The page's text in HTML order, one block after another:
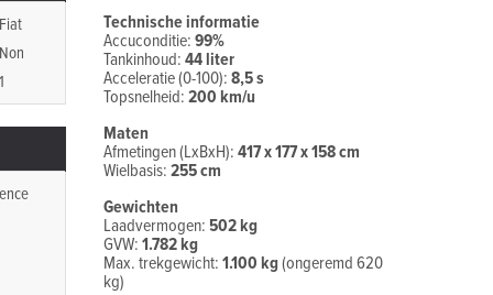
Fiat
Non
1
Technische informatie
Accuconditie:99%
Tankinhoud:44 liter
Acceleratie (0-100):8,5 s
Topsnelheid:200 km/u
Maten
Afmetingen (LxBxH):417 x 177 x 158 cm
Wielbasis:255 cm
Gewichten
Laadvermogen:502 kg
GVW:1.782 kg
Max. trekgewicht:1.100 kg(ongeremd 620
kg)